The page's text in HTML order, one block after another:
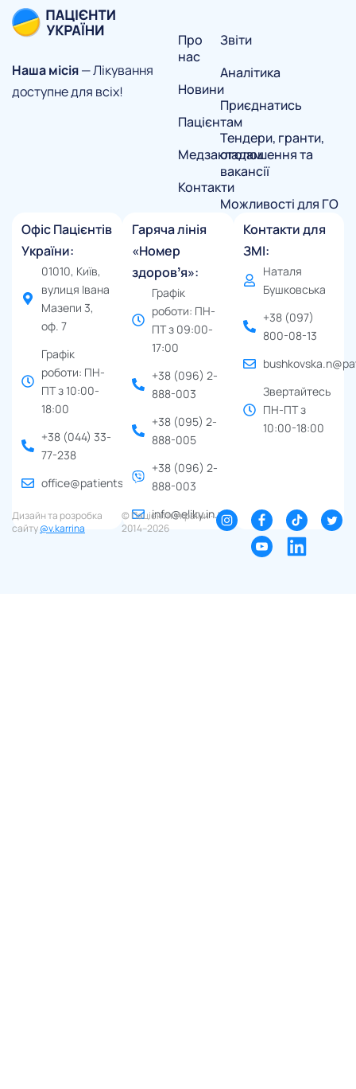
Наша місія— Лікування
доступне для всіх!
Про
нас
Новини
Пацієнтам
Медзакладам
Контакти
Звіти
Аналітика
Приєднатись
Тендери, гранти,
оголошення та
вакансії
Можливості для ГО
Офіс Пацієнтів
України:
01010, Київ,
вулиця Івана
Мазепи 3,
оф. 7
Графік
роботи: ПН-
ПТ з 10:00-
18:00
+38 (044) 33-
77-238
office@patients.org.ua
Гаряча лінія
«Номер
здоровʼя»:
Графік
роботи: ПН-
ПТ з 09:00-
17:00
+38 (096) 2-
888-003
+38 (095) 2-
888-005
+38 (096) 2-
888-003
info@eliky.in.ua
Контакти для
ЗМІ:
Наталя
Бушковська
+38 (097)
800-08-13
Звертайтесь
ПН-ПТ з
10:00-18:00
Дизайн та розробка
сайту@v.karrina
© Пацієнти України ∙
2014–2026